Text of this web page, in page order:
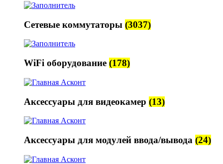
Сетевые коммутаторы (3037)
WiFi оборудование (178)
Аксессуары для видеокамер (13)
Аксессуары для модулей ввода/вывода (24)